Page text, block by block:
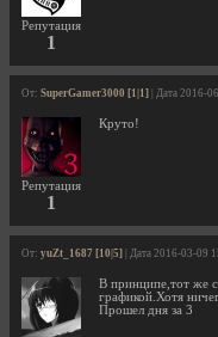
Репутация
1
От: SuperGamer3000 [1|1] | Дата 2016-
Репутация
1
Круто!
От: yuZt_1687 [10|5] | Дата 2016-03-09
В принципе,тот же
графикой.Хотя
Прошел дня за 3